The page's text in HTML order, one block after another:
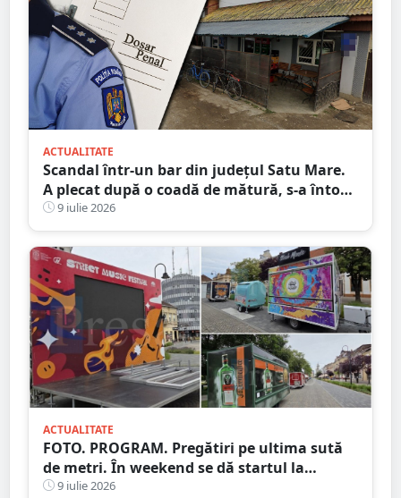
ACTUALITATE
Scandal într-un bar din județul Satu Mare.
A plecat după o coadă de mătură, s-a întors
și și-a lovit victima în cap
9 iulie 2026
ACTUALITATE
FOTO. PROGRAM. Pregătiri pe ultima sută
de metri. În weekend se dă startul la
distracție. Începe Street Music Festival
9 iulie 2026